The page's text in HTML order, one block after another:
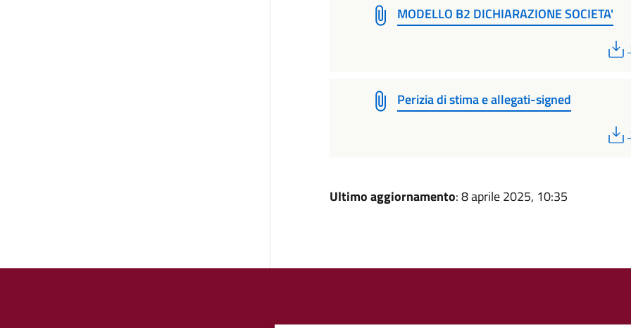
MODELLO B2 DICHIARAZIONE SOCIETA'
Perizia di stima e allegati-signed
Ultimo aggiornamento: 8 aprile 2025, 10:35